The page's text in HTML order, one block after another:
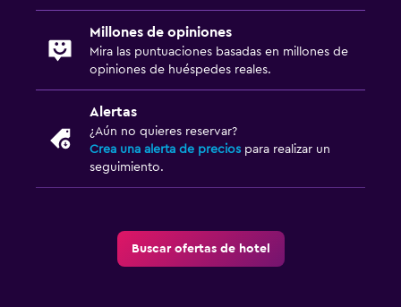
Millones de opiniones
Mira las puntuaciones basadas en millones de
opiniones de huéspedes reales.
Alertas
¿Aún no quieres reservar?
Crea una alerta de precios para realizar un
seguimiento.
Buscar ofertas de hotel